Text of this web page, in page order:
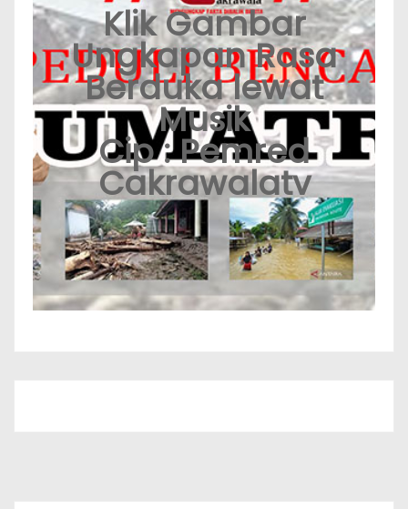
Klik Gambar
Ungkapan Rasa
Berduka lewat
Musik
Cip : Pemred
Cakrawalatv